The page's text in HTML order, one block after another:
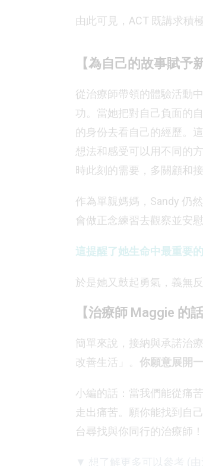
由此可見，ACT 既講求積
【為自己的故事賦予
從治療師帶領的體驗活動
功。當她把對自己負面的
的身份去看自己的經歷。
想法和感受可以用不同的
時此刻的需要，多關顧和接
作為單親媽媽，Sandy 仍
會做正念練習去觀察並安
這提醒了她生命中最重要
於是她又鼓起勇氣，義無
【治療師 Maggie 的話
簡單來說，接納與承諾治
改善生活」。 你願意展開
小編的話：當我們能從痛
走出痛苦。願你能找到自
台尋找與你同行的治療師！